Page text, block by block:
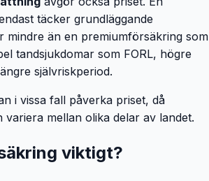
täcker grundläggande
mindre än en premiumförsäkring som
tandsjukdomar som FORL, högre
självriskperiod.
i vissa fall påverka priset, då
variera mellan olika delar av landet.
viktigt?